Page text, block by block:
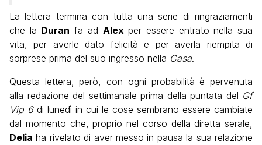
La lettera termina con tutta una serie di ringraziamenti
che la Duran fa ad Alexper essere entrato nella sua
vita, per averle dato felicità e per averla riempita di
sorprese prima del suo ingresso nella Casa.
Questa lettera, però, con ogni probabilità è pervenuta
alla redazione del settimanale prima della puntata del Gf
Vip 6di lunedì in cui le cose sembrano essere cambiate
dal momento che, proprio nel corso della diretta serale,
Delia ha rivelato di aver messo in pausa la sua relazione